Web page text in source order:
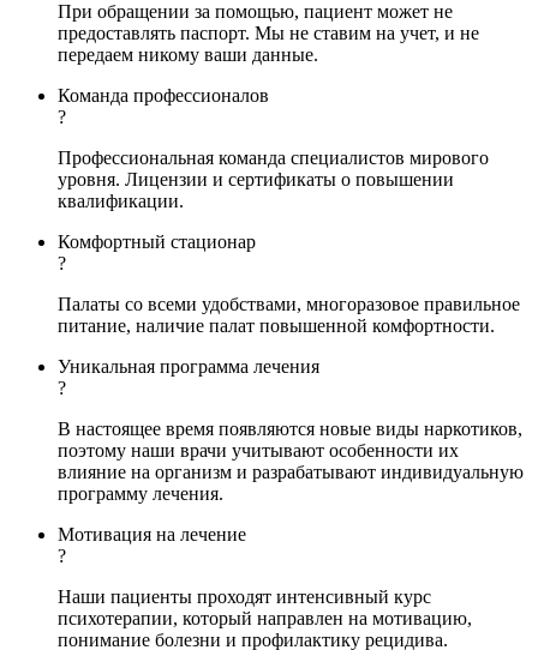
При обращении за помощью, пациент может не
предоставлять паспорт. Мы не ставим на учет, и не
передаем никому ваши данные.
Команда профессионалов
?
Профессиональная команда специалистов мирового
уровня. Лицензии и сертификаты о повышении
квалификации.
Комфортный стационар
?
Палаты со всеми удобствами, многоразовое правильное
питание, наличие палат повышенной комфортности.
Уникальная программа лечения
?
В настоящее время появляются новые виды наркотиков,
поэтому наши врачи учитывают особенности их
влияние на организм и разрабатывают индивидуальную
программу лечения.
Мотивация на лечение
?
Наши пациенты проходят интенсивный курс
психотерапии, который направлен на мотивацию,
понимание болезни и профилактику рецидива.